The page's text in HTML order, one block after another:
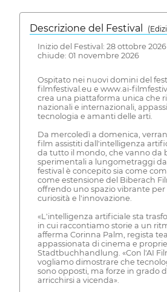
Descrizione del Festival
(
Inizio del Festival: 28 ottobre
chiude: 01 novembre 2026
Ospitato nei nuovi domini del
filmfestival.eu e www.ai-
crea una piattaforma unica che
nazionali e internazionali,
tecnologia e amanti delle arti.
Da mercoledì a domenica,
film assistiti dall'intelligenza
da tutto il mondo, che vanno da
sperimentali a lungometraggi da
festival è concepito sia come
come estensione del Biberach
offrendo uno spazio vibrante per
curiosità e l'innovazione.
«L'intelligenza artificiale sta
in cui raccontiamo storie a un
afferma Corinna Palm, regista
appassionata di cinema e
Stadtbuchhandlung. «Con l'AI
vogliamo dimostrare che
sono opposti, ma forze in grado
arricchirsi a vicenda».